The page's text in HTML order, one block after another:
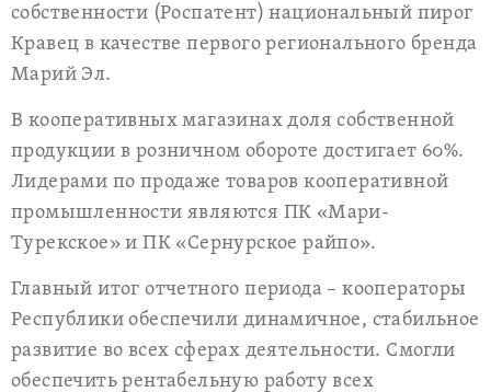
собственности (Роспатент) национальный пирог
Кравец в качестве первого регионального бренда
Марий Эл.
В кооперативных магазинах доля собственной
продукции в розничном обороте достигает 60%.
Лидерами по продаже товаров кооперативной
промышленности являются ПК «Мари-
Турекское» и ПК «Сернурское райпо».
Главный итог отчетного периода – кооператоры
Республики обеспечили динамичное, стабильное
развитие во всех сферах деятельности. Смогли
обеспечить рентабельную работу всех